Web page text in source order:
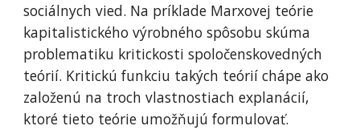
sociálnych vied. Na príklade Marxovej teórie
kapitalistického výrobného spôsobu skúma
problematiku kritickosti spoločenskovedných
teórií. Kritickú funkciu takých teórií chápe ako
založenú na troch vlastnostiach explanácií,
ktoré tieto teórie umožňujú formulovať.